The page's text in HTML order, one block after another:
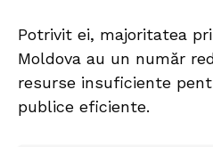
Potrivit ei, majoritatea
Moldova au un număr
resurse insuficiente
publice eficiente.